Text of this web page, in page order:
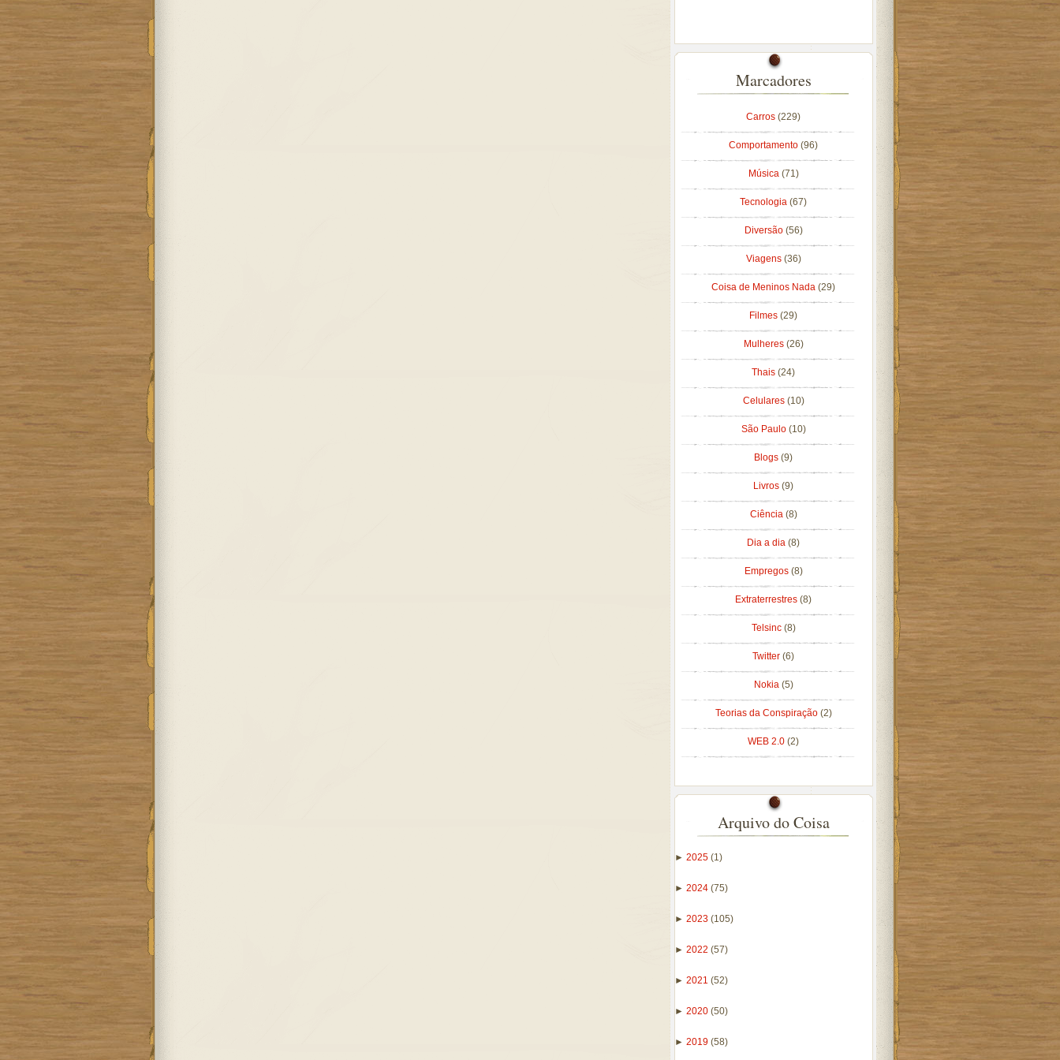
Marcadores
Carros (229)
Comportamento (96)
Música (71)
Tecnologia (67)
Diversão (56)
Viagens (36)
Coisa de Meninos Nada (29)
Filmes (29)
Mulheres (26)
Thais (24)
Celulares (10)
São Paulo (10)
Blogs (9)
Livros (9)
Ciência (8)
Dia a dia (8)
Empregos (8)
Extraterrestres (8)
Telsinc (8)
Twitter (6)
Nokia (5)
Teorias da Conspiração (2)
WEB 2.0 (2)
Arquivo do Coisa
► 2025 (1)
► 2024 (75)
► 2023 (105)
► 2022 (57)
► 2021 (52)
► 2020 (50)
► 2019 (58)